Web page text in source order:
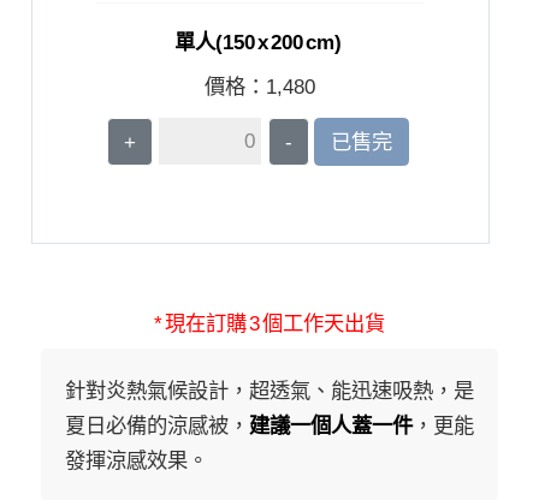
單人(150 x 200 cm)
價格： 1,480
+ - 已售完
* 現在訂購 3 個工作天出貨
針對炎熱氣候設計，超透氣、能迅速吸熱，是
夏日必備的涼感被， 建議一個人蓋一件，更能
發揮涼感效果。